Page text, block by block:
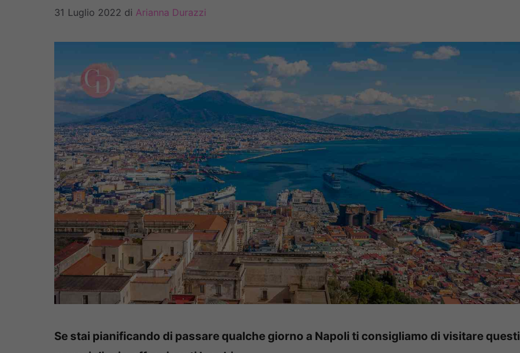
31 Luglio 2022 di Arianna Durazzi
Se stai pianificando di passare qualche giorno a Napoli ti consigliamo di visitare questi